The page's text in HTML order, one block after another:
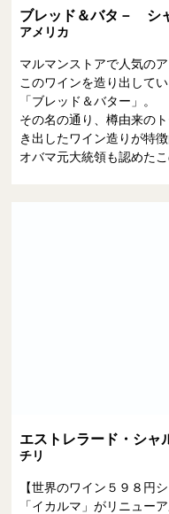
ブレッド＆バタ－ シ
アメリカ
マルマンストアで人気のア
このワインを造り出して
「ブレッド＆バター」。
その名の通り、樽由来の
き出したワイン造りが特徴
オバマ元大統領も認めた
エストレラード・シャ
チリ
【世界のワイン５９８円
「イカルマ」がリニューア